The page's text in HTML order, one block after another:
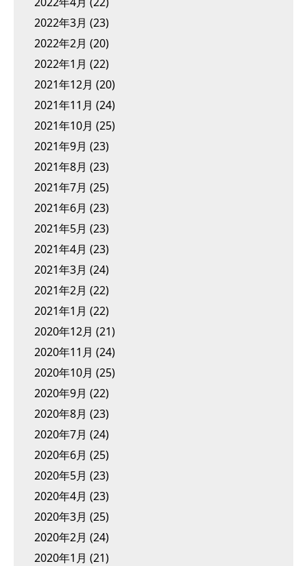
2022年3月 (23)
2022年2月 (20)
2022年1月 (22)
2021年12月 (20)
2021年11月 (24)
2021年10月 (25)
2021年9月 (23)
2021年8月 (23)
2021年7月 (25)
2021年6月 (23)
2021年5月 (23)
2021年4月 (23)
2021年3月 (24)
2021年2月 (22)
2021年1月 (22)
2020年12月 (21)
2020年11月 (24)
2020年10月 (25)
2020年9月 (22)
2020年8月 (23)
2020年7月 (24)
2020年6月 (25)
2020年5月 (23)
2020年4月 (23)
2020年3月 (25)
2020年2月 (24)
2020年1月 (21)